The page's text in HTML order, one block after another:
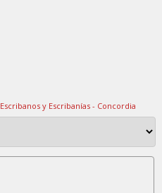
Escribanos y Escribanías - Concordia